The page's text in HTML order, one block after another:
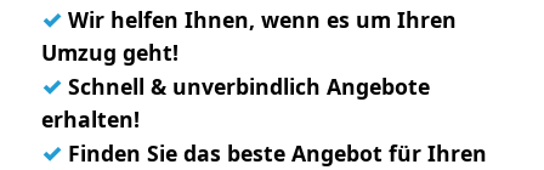
✓ Wir helfen Ihnen, wenn es um Ihren
Umzug geht!
✓ Schnell & unverbindlich Angebote
erhalten!
✓ Finden Sie das beste Angebot für Ihren